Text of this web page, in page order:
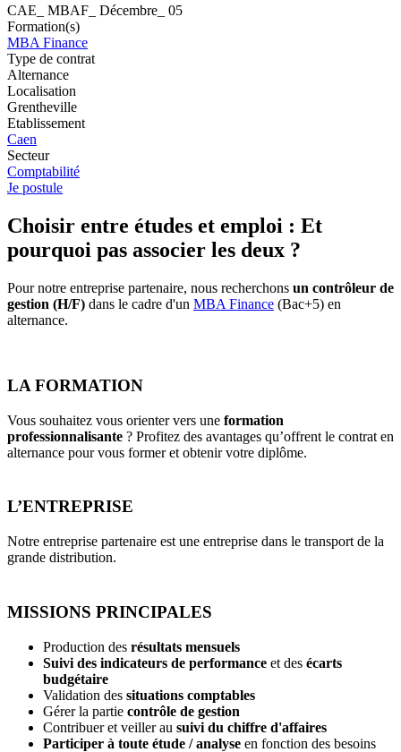
CAE_ MBAF_ Décembre_ 05
Formation(s)
MBA Finance
Type de contrat
Alternance
Localisation
Grentheville
Etablissement
Caen
Secteur
Comptabilité
Je postule
Choisir entre études et emploi : Et
pourquoi pas associer les deux ?
Pour notre entreprise partenaire, nous recherchons un contrôleur de
gestion (H/F) dans le cadre d'un MBA Finance (Bac+5) en
alternance.
LA FORMATION
Vous souhaitez vous orienter vers une formation
professionnalisante ? Profitez des avantages qu’offrent le contrat en
alternance pour vous former et obtenir votre diplôme.
L’ENTREPRISE
Notre entreprise partenaire est une entreprise dans le transport de la
grande distribution.
MISSIONS PRINCIPALES
Production des résultats mensuels
Suivi des indicateurs de performance et des écarts
budgétaire
Validation des situations comptables
Gérer la partie contrôle de gestion
Contribuer et veiller au suivi du chiffre d'affaires
Participer à toute étude / analyse en fonction des besoins